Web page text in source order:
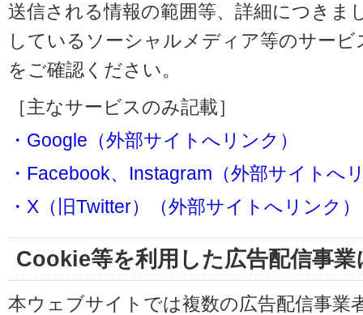
送信される情報の範囲等、詳細につきま
しているソーシャルメディア等のサー
をご確認ください。
［主なサービスのみ記載］
・Google（外部サイトへリンク）
・Facebook、Instagram（外部サイトへ
・X（旧Twitter）（外部サイトへリンク）
Cookie等を利用した広告配信事
本ウェブサイトでは複数の広告配信事業